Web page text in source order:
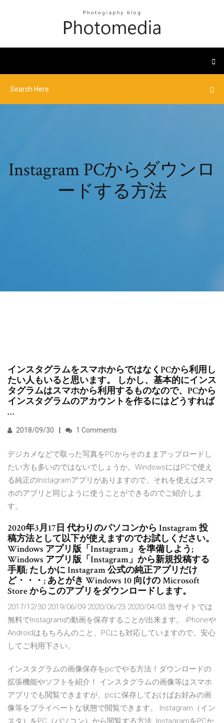
Instagram PCからダウンロ
ードする方法
インスタグラムをスマホからではなくPCから利用し
たい人もいると思います。 しかし、基本的にインス
タグラムはスマホから利用するものなので、PCから
インスタグラムのアカウントを作るにはどうすれば
…
2018/09/30 1 Comments
デジカメなどで取った写真をPCからそのままアップロードし
たい方も多いのではないでしょうか。WindowsにはPCで使え
る純正のInstagramアプリがありますので、それを使えばスマ
ホのアプリと同じように使うことができるのでご紹介しま
す。
2020年3月17日 代わりのパソコンから Instagram 投
稿方法として以下が使えますのでお試しください。
Windows アプリ版「Instagram」を準備しよう;
Windows アプリ版「Instagram」から新規投稿する
手順; たしかに Instagram 公式の純正アプリだけ
ど・・・; あとがき Windows 10 向けの Microsoft
Store からこのアプリをダウンロードします。
2017/12/30 2019/06/09 2020/06/23 2020/04/03 当サイトでは
無料でInstagramの動画を保存することが出来ます。 iPhoneや
Androidはもちろんのこと、PCにも対応していますので、安心
してご利用下さい。
インスタグラムの画像保存をpcでやる方法！ダウンロードの
拡張機能やソフトを紹介！ インスタグラムの画像等はスマホ
アプリでも閲覧できますが、pcに保存しておけばお好みの画
像等をプライベートな状態で閲覧できます。 Instagram（イン